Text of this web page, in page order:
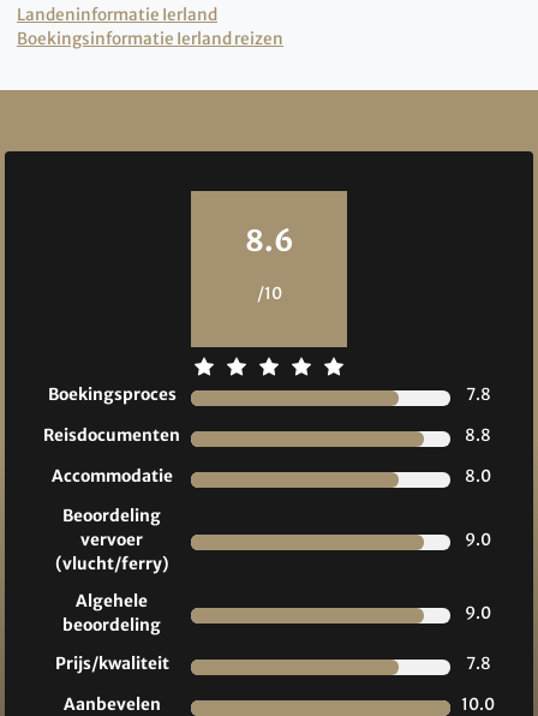
Landeninformatie Ierland
Boekingsinformatie Ierland reizen
8.6
/10
Boekingsproces
7.8
Reisdocumenten
8.8
Accommodatie
8.0
Beoordeling
vervoer
(vlucht/ferry)
9.0
Algehele
beoordeling
9.0
Prijs/kwaliteit
7.8
Aanbevelen
10.0